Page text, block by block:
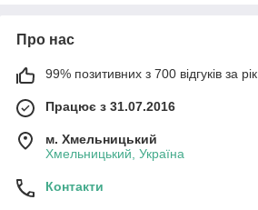
Про нас
99% позитивних з 700 відгуків за рік
Працює з 31.07.2016
м. Хмельницький
Хмельницький, Україна
Контакти